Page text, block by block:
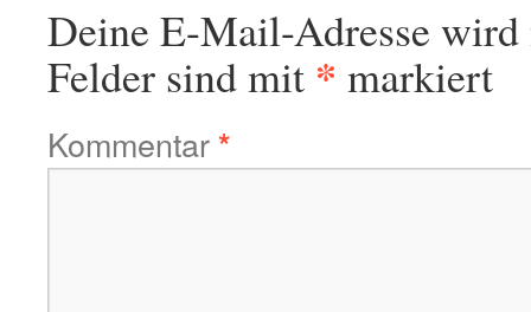
Deine E-Mail-Adresse
Felder sind mit * markiert
Kommentar*